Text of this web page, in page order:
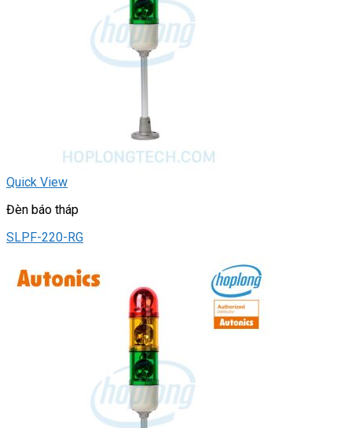
Quick View
Đèn báo tháp
SLPF-220-RG